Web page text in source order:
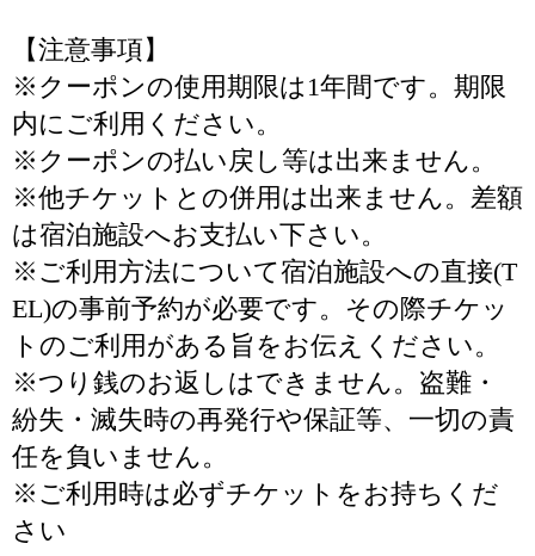
【注意事項】
※クーポンの使用期限は1年間です。期限
内にご利用ください。
※クーポンの払い戻し等は出来ません。
※他チケットとの併用は出来ません。差額
は宿泊施設へお支払い下さい。
※ご利用方法について宿泊施設への直接(T
EL)の事前予約が必要です。その際チケッ
トのご利用がある旨をお伝えください。
※つり銭のお返しはできません。盗難・
紛失・滅失時の再発行や保証等、一切の責
任を負いません。
※ご利用時は必ずチケットをお持ちくだ
さい